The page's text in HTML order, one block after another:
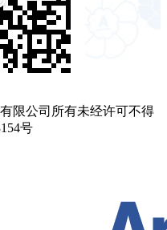
限公司所有未经许可不得
号